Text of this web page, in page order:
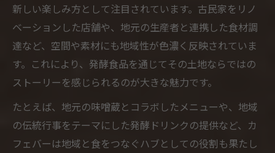
新しい楽しみ方として注目されています。古民家をリノ
ベーションした店舗や、地元の生産者と連携した食材調
達など、空間や素材にも地域性が色濃く反映されていま
す。これにより、発酵食品を通じてその土地ならではの
ストーリーを感じられるのが大きな魅力です。
たとえば、地元の味噌蔵とコラボしたメニューや、地域
の伝統行事をテーマにした発酵ドリンクの提供など、カ
フェバーは地域と食をつなぐハブとしての役割も果たし